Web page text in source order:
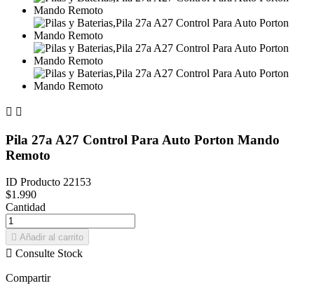
 
Pila 27a A27 Control Para Auto Porton Mando
Remoto
ID Producto 22153
$1.990
Cantidad
 Añadir al carrito
 Consulte Stock
Compartir